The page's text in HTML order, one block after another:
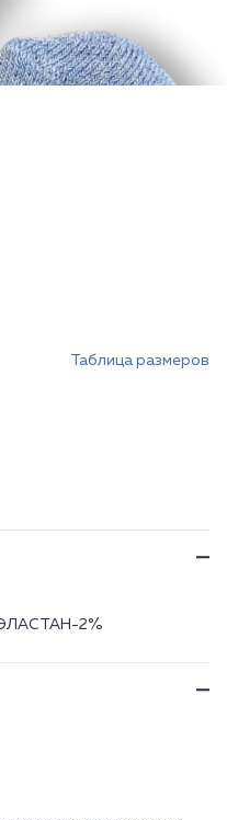
Таблица размеров
2%